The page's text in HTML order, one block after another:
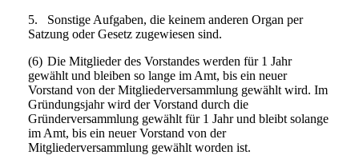
5.
Sonstige Aufgaben, die keinem anderen Organ per
Satzung oder Gesetz zugewiesen sind.
(6) Die Mitglieder des Vorstandes werden für 1 Jahr
gewählt und bleiben so lange im Amt, bis ein neuer
Vorstand von der Mitgliederversammlung gewählt wird. Im
Gründungsjahr wird der Vorstand durch die
Gründerversammlung gewählt für 1 Jahr und bleibt solange
im Amt, bis ein neuer Vorstand von der
Mitgliederversammlung gewählt worden ist.